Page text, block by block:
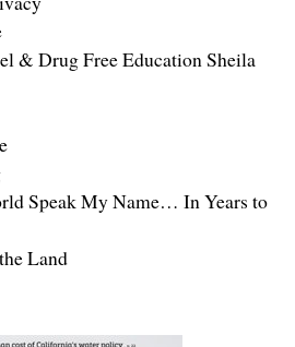
& Drug Free Education Sheila
Speak My Name… In Years to
Land